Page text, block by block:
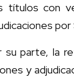
títulos con
su parte, la
y